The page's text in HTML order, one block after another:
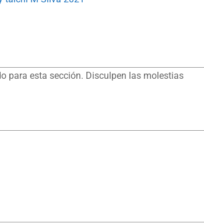
para esta sección. Disculpen las molestias